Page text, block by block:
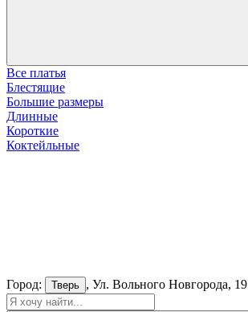
Все платья
Блестящие
Большие размеры
Длинные
Короткие
Коктейльные
Город: Тверь , Ул. Вольного Новгорода, 19